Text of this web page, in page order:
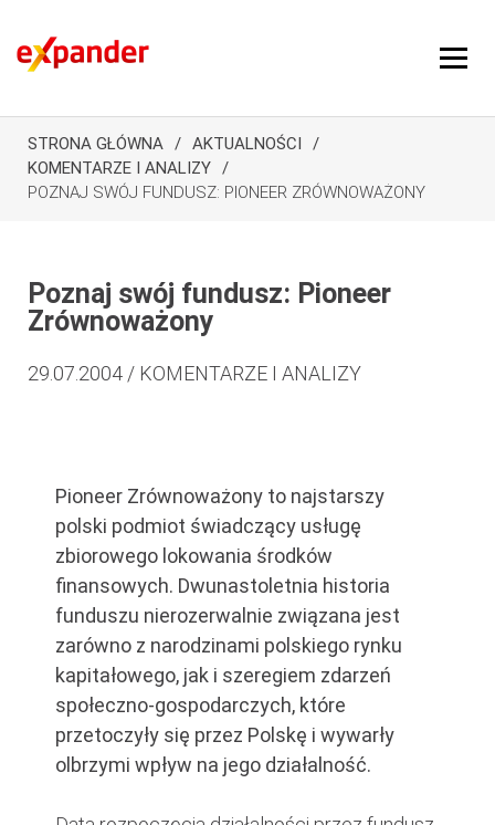
STRONA GŁÓWNA
AKTUALNOŚCI
KOMENTARZE I ANALIZY
POZNAJ SWÓJ FUNDUSZ: PIONEER ZRÓWNOWAŻONY
Poznaj swój fundusz: Pioneer
Zrównoważony
29.07.2004 / KOMENTARZE I ANALIZY
Pioneer Zrównoważony to najstarszy
polski podmiot świadczący usługę
zbiorowego lokowania środków
finansowych. Dwunastoletnia historia
funduszu nierozerwalnie związana jest
zarówno z narodzinami polskiego rynku
kapitałowego, jak i szeregiem zdarzeń
społeczno-gospodarczych, które
przetoczyły się przez Polskę i wywarły
olbrzymi wpływ na jego działalność.